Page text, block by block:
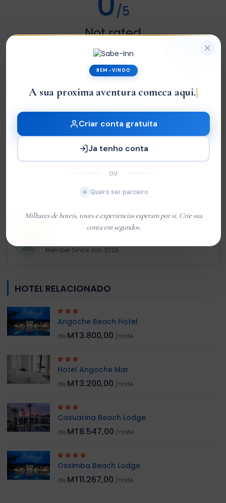
/5
Not rated
Com base em0 review
Very Good
Ruim
Member Since Jan 2026
HOTEL RELACIONADO
Angoche Beach Hotel
de MT3.800,00 /noite
Hotel Angoche Mar
de MT3.200,00 /noite
Casuarina Beach Lodge
de MT8.547,00 /noite
Ossimba Beach Lodge
de MT11.267,00 /noite
BEM-VINDO
A sua proxima aventura comeca aqui.
Criar conta gratuita
Ja tenho conta
OU
Quero ser parceiro
Milhares de hoteis, tours e experiencias esperam por si. Crie sua
conta em segundos.